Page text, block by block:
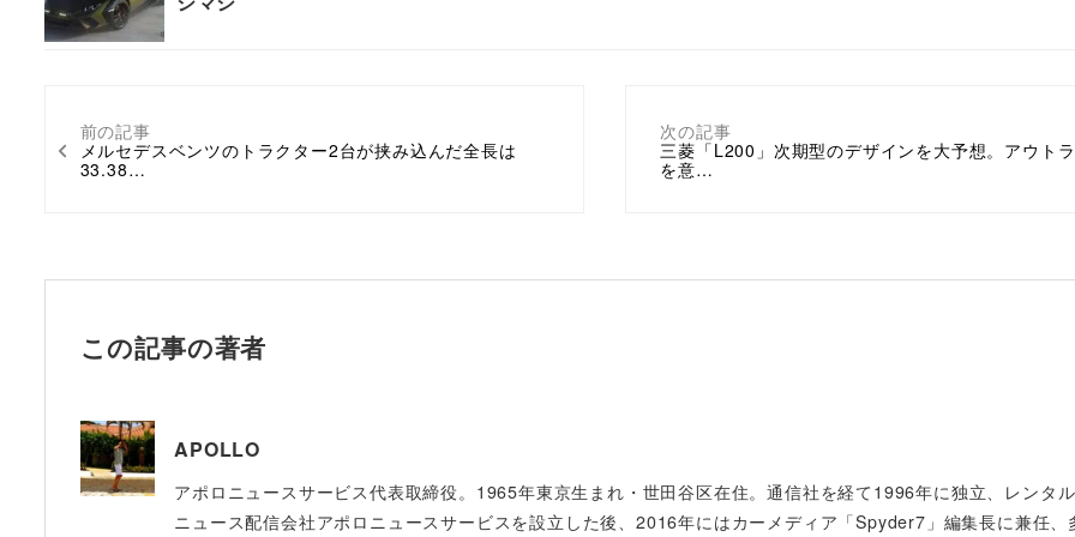
前の記事
メルセデスベンツのトラクター2台が挟み込んだ全長は
33.38…
次の記事
三菱「L200」次期型のデザインを大予想。アウト
を意…
この記事の著者
APOLLO
アポロニュースサービス代表取締役。1965年東京生まれ・世田谷区在住。通信社を経て1996年に独立、レンタ
ニュース配信会社アポロニュースサービスを設立した後、2016年にはカーメディア「Spyder7」編集長に兼任、